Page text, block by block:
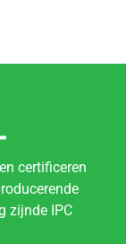
certificeren
zijnde IPC